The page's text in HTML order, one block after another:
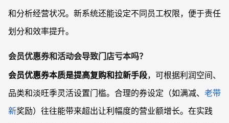
和分析经营状况。新系统还能设定不同员工权限，便于责任
划分和效率提升。
会员优惠券和活动会导致门店亏本吗？
会员优惠券本质是提高复购和拉新手段，可根据利润空间、
品类和淡旺季灵活设置门槛。合理的券设定（如满减、 老带
新奖励）往往能带来超出让利幅度的营业额增长。在实践